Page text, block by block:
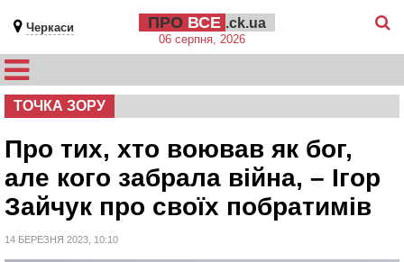
Черкаси ПРО ВСЕ .ck.ua
06 серпня, 2026
ТОЧКА ЗОРУ
Про тих, хто воював як бог,
але кого забрала війна, – Ігор
Зайчук про своїх побратимів
14 БЕРЕЗНЯ 2023, 10:10